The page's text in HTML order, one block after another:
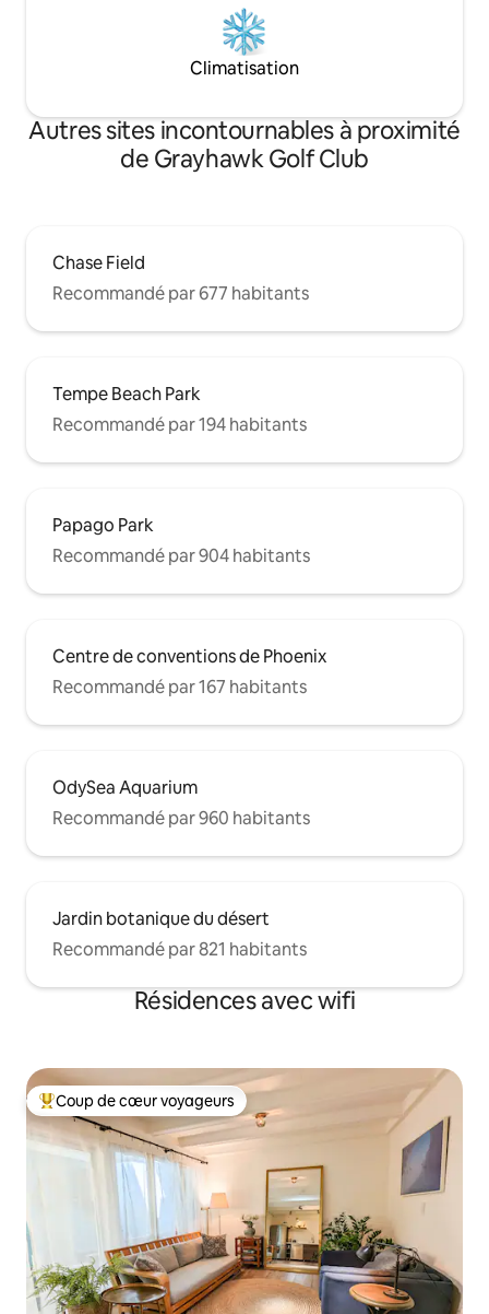
Climatisation
Autres sites incontournables à proximité
de Grayhawk Golf Club
Chase Field
Recommandé par 677 habitants
Tempe Beach Park
Recommandé par 194 habitants
Papago Park
Recommandé par 904 habitants
Centre de conventions de Phoenix
Recommandé par 167 habitants
OdySea Aquarium
Recommandé par 960 habitants
Jardin botanique du désert
Recommandé par 821 habitants
Résidences avec wifi
Coups de cœur voyageurs les plus appréciés
Coup de cœur voyageurs